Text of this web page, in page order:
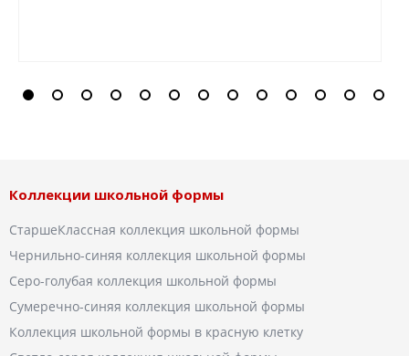
Коллекции школьной формы
СтаршеКлассная коллекция школьной формы
Чернильно-синяя коллекция школьной формы
Серо-голубая коллекция школьной формы
Сумеречно-синяя коллекция школьной формы
Коллекция школьной формы в красную клетку